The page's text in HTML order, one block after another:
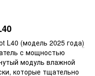
L40 (модель 2025 года)
с мощностью
модуль влажной
которые тщательно